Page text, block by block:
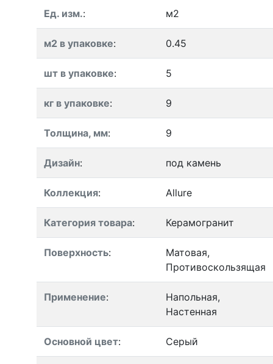
Ед. изм.: м2
м2 в упаковке: 0.45
шт в упаковке: 5
кг в упаковке: 9
Толщина, мм: 9
Дизайн: под камень
Коллекция: Allure
Категория товара: Керамогранит
Поверхность:
Матовая,
Противоскользящая
Применение:
Напольная,
Настенная
Основной цвет: Серый